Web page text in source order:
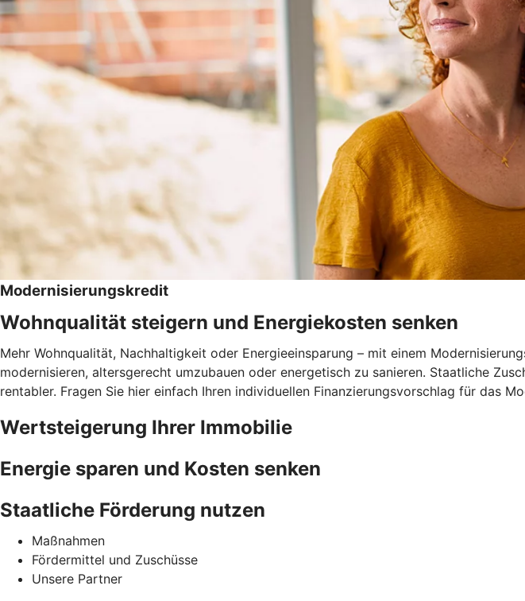
Modernisierungskredit
Wohnqualität steigern und Energiekosten senken
Mehr Wohnqualität, Nachhaltigkeit oder Energieeinsparung – mit einem
modernisieren, altersgerecht umzubauen oder energetisch zu sanieren. Staatliche
rentabler. Fragen Sie hier einfach Ihren individuellen Finanzierungsvorschlag für das
Wertsteigerung Ihrer Immobilie
Energie sparen und Kosten senken
Staatliche Förderung nutzen
Maßnahmen
Fördermittel und Zuschüsse
Unsere Partner